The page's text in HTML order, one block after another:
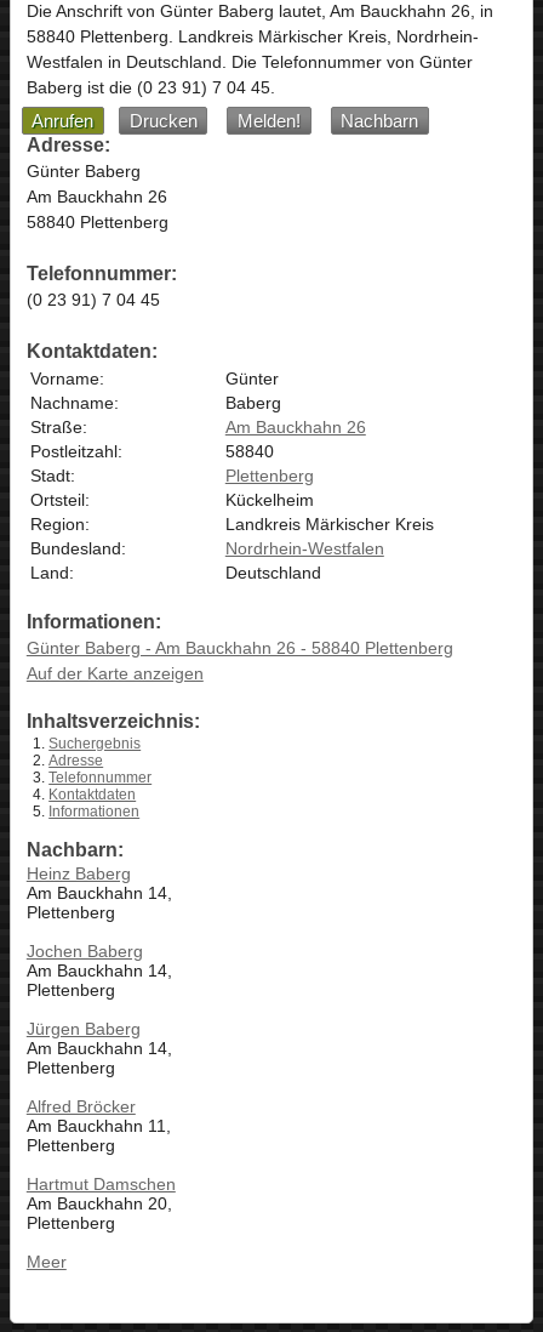
Die Anschrift von Günter Baberg lautet, Am Bauckhahn 26, in
58840 Plettenberg. Landkreis Märkischer Kreis, Nordrhein-
Westfalen in Deutschland. Die Telefonnummer von Günter
Baberg ist die (0 23 91) 7 04 45.
Anrufen Drucken Melden!
Nachbarn
Adresse:
Günter Baberg
Am Bauckhahn 26
58840 Plettenberg
Telefonnummer:
(0 23 91) 7 04 45
Kontaktdaten:
Vorname:
Günter
Nachname:
Baberg
Straße:
Am Bauckhahn 26
Postleitzahl:
58840
Stadt:
Plettenberg
Ortsteil:
Kückelheim
Region:
Landkreis Märkischer Kreis
Bundesland:
Nordrhein-Westfalen
Land:
Deutschland
Informationen:
Günter Baberg - Am Bauckhahn 26 - 58840 Plettenberg
Auf der Karte anzeigen
Inhaltsverzeichnis:
Suchergebnis
Adresse
Telefonnummer
Kontaktdaten
Informationen
Nachbarn:
Heinz Baberg
Am Bauckhahn 14,
Plettenberg
Jochen Baberg
Am Bauckhahn 14,
Plettenberg
Jürgen Baberg
Am Bauckhahn 14,
Plettenberg
Alfred Bröcker
Am Bauckhahn 11,
Plettenberg
Hartmut Damschen
Am Bauckhahn 20,
Plettenberg
Meer